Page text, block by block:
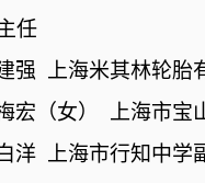
任
强
上海米其林轮胎
宏（女）
上海市
洋
上海市行知中